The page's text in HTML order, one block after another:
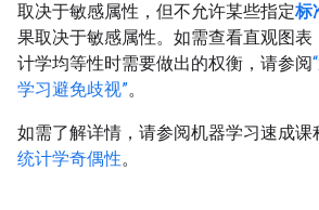
取决于敏感属性，但不允许某些指定标
果取决于敏感属性。如需查看直观图
计学均等性时需要做出的权衡，请参阅
学习避免歧视”。
如需了解详情，请参阅机器学习速成课
统计学奇偶性。